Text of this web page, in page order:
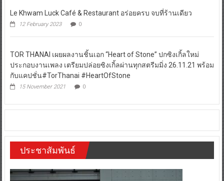
Le Khwam Luck Café & Restaurant อร่อยครบ จบที่ร้านเดียว
12 February 2023 0
TOR THANAI เผยผลงานชิ้นเอก “Heart of Stone” ปกซิงเกิ้ลใหม่
ประกอบงานเพลง เตรียมปล่อยซิงเกิ้ลผ่านทุกสตรีมมิ่ง 26.11.21 พร้อม
กับแคปชั่น#TorThanai #HeartOfStone
15 November 2021 0
ประชาสัมพันธ์